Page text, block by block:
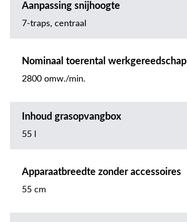
Aanpassing snijhoogte
7-traps, centraal
Nominaal toerental werkgereedschap
2800 omw./min.
Inhoud grasopvangbox
55 l
Apparaatbreedte zonder accessoires
55 cm